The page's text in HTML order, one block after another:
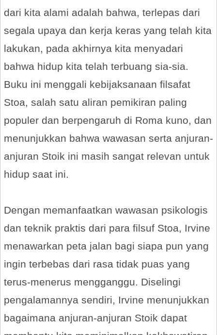
dari kita alami adalah bahwa, terlepas dari
segala upaya dan kerja keras yang telah kita
lakukan, pada akhirnya kita menyadari
bahwa hidup kita telah terbuang sia-sia.
Buku ini menggali kebijaksanaan filsafat
Stoa, salah satu aliran pemikiran paling
populer dan berpengaruh di Roma kuno, dan
menunjukkan bahwa wawasan serta anjuran-
anjuran Stoik ini masih sangat relevan untuk
hidup saat ini.
Dengan memanfaatkan wawasan psikologis
dan teknik praktis dari para filsuf Stoa, Irvine
menawarkan peta jalan bagi siapa pun yang
ingin terbebas dari rasa tidak puas yang
terus-menerus mengganggu. Diselingi
pengalamannya sendiri, Irvine menunjukkan
bagaimana anjuran-anjuran Stoik dapat